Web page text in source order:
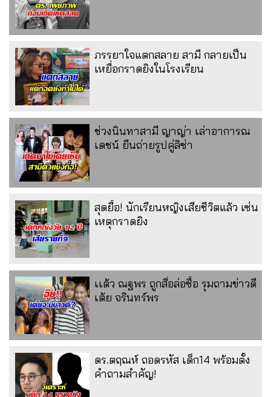
ภรรยาใจแตกสลาย สามี กลายเป็น
เหยื่อกราดยิงในโรงเรียน
ช่วงนินทาสามี ญาญ่า เล่าอาการณ
เดชน์ ยืนถ่ายรูปคู่ลิซ่า
สุดยื้อ! นักเรียนหญิงเสียชีวิตแล้ว เซ่น
เหตุกราดยิง
เเต้ว ณฐพร ถูกสื่อล่อซื้อ รุมถามข่าวดี
เต้ย จรินทร์พร
ดร.ตฤณห์ ถอดรหัส เด็ก14 พร้อมตั้ง
คำถามสำคัญ!